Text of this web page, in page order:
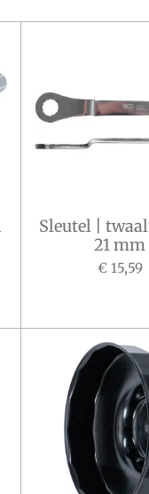
Sleutel |
21 mm
€ 15,59